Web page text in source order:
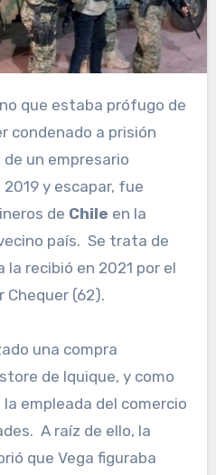
condenado a prisión
un empresario
y escapar, fue
de Chile en la
país. Se trata de
la recibió en 2021 por el
Chequer (62).
una compra
de Iquique, y como
empleada del comercio
A raíz de ello, la
que Vega figuraba